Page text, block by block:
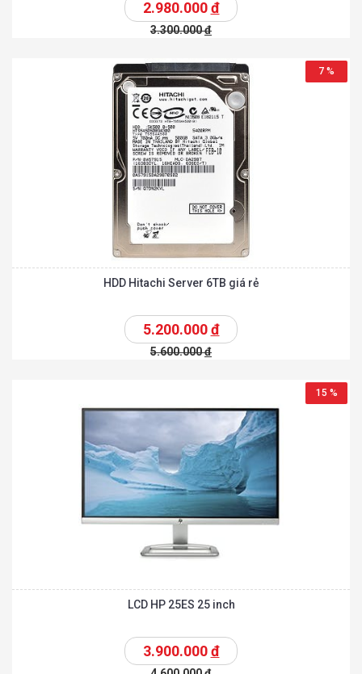
2.980.000đ
3.300.000đ
7 %
HDD Hitachi Server 6TB giá rẻ
5.200.000đ
5.600.000đ
15 %
LCD HP 25ES 25 inch
3.900.000đ